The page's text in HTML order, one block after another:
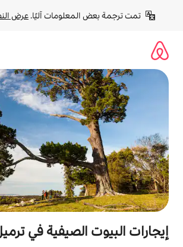
آليًا. عرض النص باللغة الأصلية
في ترميل